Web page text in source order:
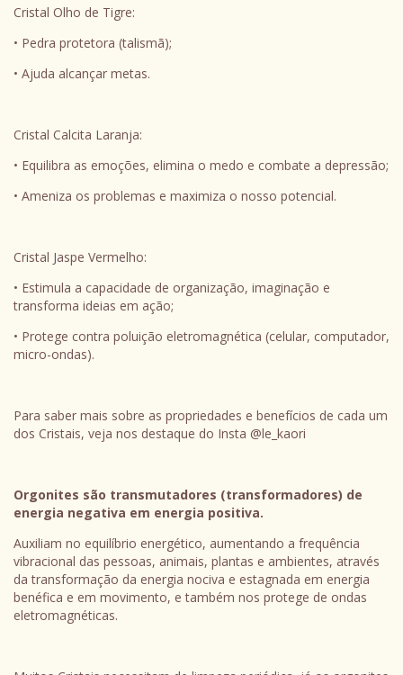
Cristal Olho de Tigre:
• Pedra protetora (talismã);
• Ajuda alcançar metas.
Cristal Calcita Laranja:
• Equilibra as emoções, elimina o medo e combate a depressão;
• Ameniza os problemas e maximiza o nosso potencial.
Cristal Jaspe Vermelho:
• Estimula a capacidade de organização, imaginação e
transforma ideias em ação;
• Protege contra poluição eletromagnética (celular, computador,
micro-ondas).
Para saber mais sobre as propriedades e benefícios de cada um
dos Cristais, veja nos destaque do Insta @le_kaori
Orgonites são transmutadores (transformadores) de
energia negativa em energia positiva.
Auxiliam no equilíbrio energético, aumentando a frequência
vibracional das pessoas, animais, plantas e ambientes, através
da transformação da energia nociva e estagnada em energia
benéfica e em movimento, e também nos protege de ondas
eletromagnéticas.